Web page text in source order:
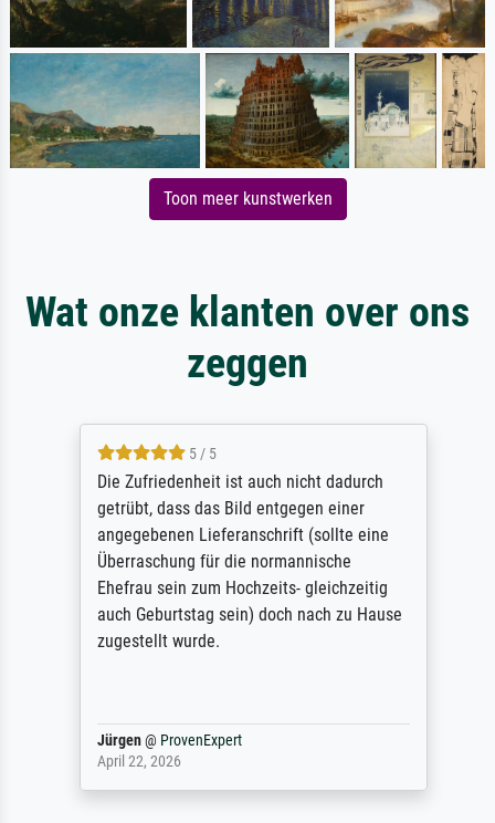
Toon meer kunstwerken
Wat onze klanten over ons
zeggen
5 / 5
Die Zufriedenheit ist auch nicht dadurch
getrübt, dass das Bild entgegen einer
angegebenen Lieferanschrift (sollte eine
Überraschung für die normannische
Ehefrau sein zum Hochzeits- gleichzeitig
auch Geburtstag sein) doch nach zu Hause
zugestellt wurde.
Jürgen@ProvenExpert
April 22, 2026